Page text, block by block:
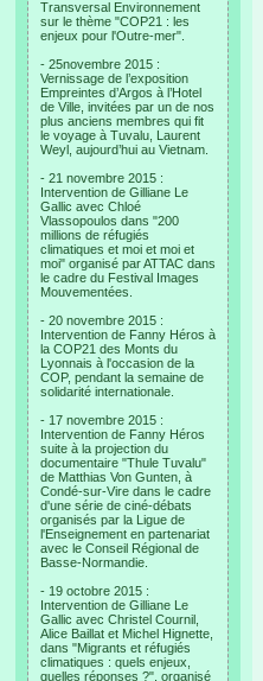
Transversal Environnement
sur le thème "COP21 : les
enjeux pour l'Outre-mer".
- 25novembre 2015 :
Vernissage de l’exposition
Empreintes d’Argos à l’Hotel
de Ville, invitées par un de nos
plus anciens membres qui fit
le voyage à Tuvalu, Laurent
Weyl, aujourd’hui au Vietnam.
- 21 novembre 2015 :
Intervention de Gilliane Le
Gallic avec Chloé
Vlassopoulos dans "200
millions de réfugiés
climatiques et moi et moi et
moi" organisé par ATTAC dans
le cadre du Festival Images
Mouvementées.
- 20 novembre 2015 :
Intervention de Fanny Héros à
la COP21 des Monts du
Lyonnais à l'occasion de la
COP, pendant la semaine de
solidarité internationale.
- 17 novembre 2015 :
Intervention de Fanny Héros
suite à la projection du
documentaire "Thule Tuvalu"
de Matthias Von Gunten, à
Condé-sur-Vire dans le cadre
d'une série de ciné-débats
organisés par la Ligue de
l'Enseignement en partenariat
avec le Conseil Régional de
Basse-Normandie.
- 19 octobre 2015 :
Intervention de Gilliane Le
Gallic avec Christel Cournil,
Alice Baillat et Michel Hignette,
dans "Migrants et réfugiés
climatiques : quels enjeux,
quelles réponses ?", organisé